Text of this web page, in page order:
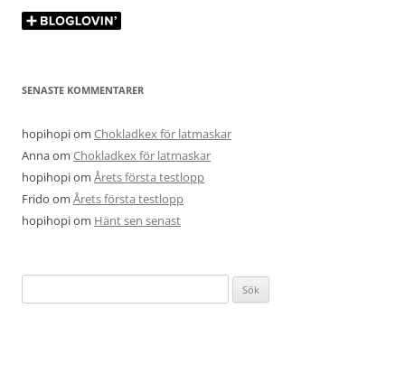
SENASTE KOMMENTARER
hopihopiom Chokladkex för latmaskar
Annaom Chokladkex för latmaskar
hopihopiom Årets första testlopp
Frido om Årets första testlopp
hopihopiom Hänt sen senast
efter: